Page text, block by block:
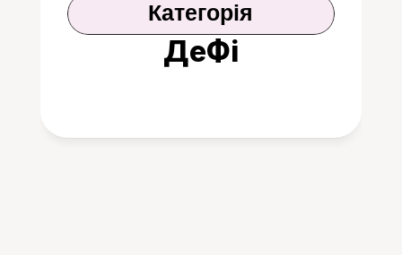
Категорія
ДеФі